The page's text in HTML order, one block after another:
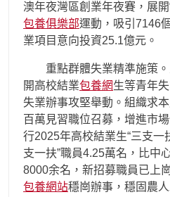
澳年夜灣區創業年夜賽，展
包養俱樂部運動，吸引7146
業項目意向投資25.1億元。
重點群體失業精準施策
開高校結業包養網生等青年
失業辦事攻堅舉動。組織求
百萬見習職位召募，增進市
行2025年高校結業生“三支一
支一扶”職員4.25萬名，比中
8000余名，新招募職員已上
包養網站穩崗辦事，穩固農